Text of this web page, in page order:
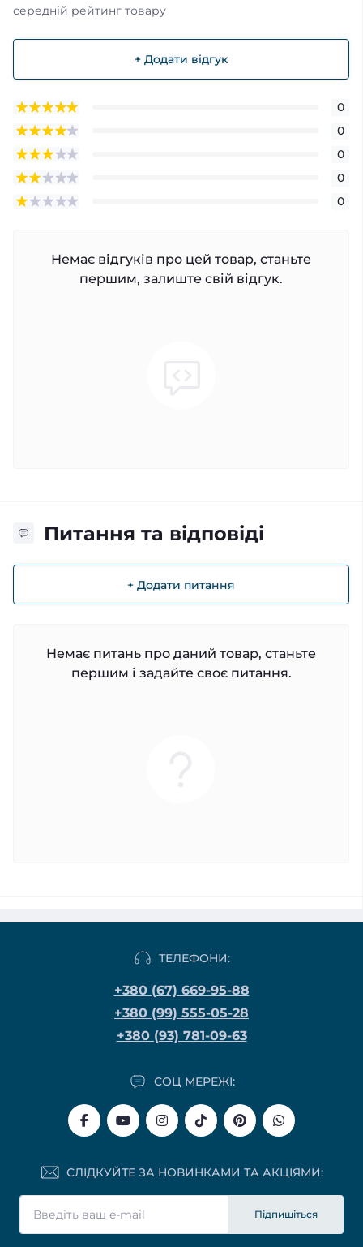
середній рейтинг товару
+ Додати відгук
0
0
0
0
0
Немає відгуків про цей товар, станьте
першим, залиште свій відгук.
Питання та відповіді
+ Додати питання
Немає питань про даний товар, станьте
першим і задайте своє питання.
ТЕЛЕФОНИ:
+380 (67) 669-95-88
+380 (99) 555-05-28
+380 (93) 781-09-63
СОЦ МЕРЕЖІ:
СЛІДКУЙТЕ ЗА НОВИНКАМИ ТА АКЦІЯМИ:
Підпишіться